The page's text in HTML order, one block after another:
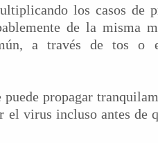
los casos de
de la misma
a través de tos o
propagar
el virus incluso antes de